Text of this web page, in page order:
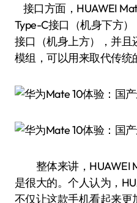
接口方面，HUAWEI
Type-C接口（机身下方
接口（机身上方），并
模组，可以用来取代传统
整体来讲，HUAWEI
是很大的。个人认为，
不仅让这款手机看起来